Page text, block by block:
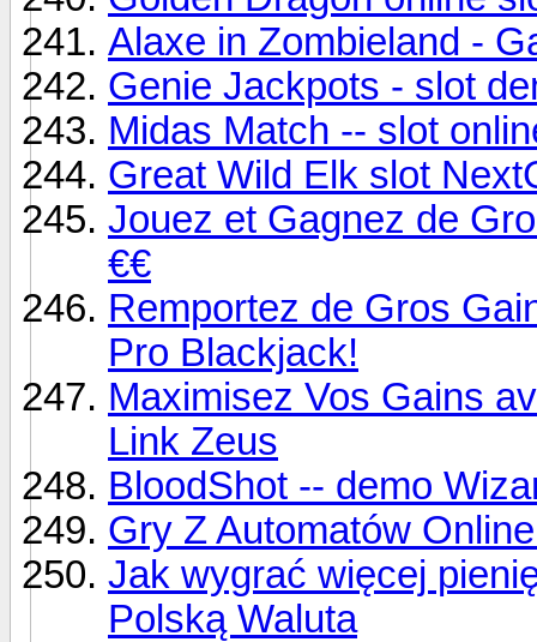
Alaxe in Zombieland -
Genie Jackpots - slot
Midas Match -- slot
Great Wild Elk slot
Jouez et Gagnez de
€€
Remportez de Gros
Pro Blackjack!
Maximisez Vos Gains
Link Zeus
BloodShot -- demo
Gry Z Automatów
Jak wygrać więcej
Polską Waluta